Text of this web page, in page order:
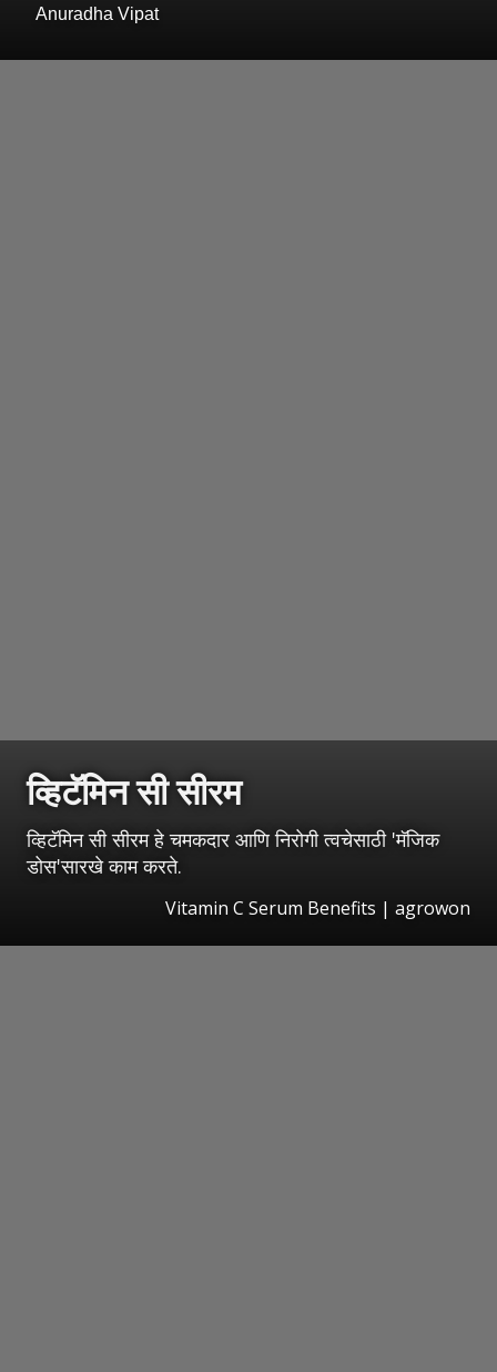
Anuradha Vipat
व्हिटॅमिन सी सीरम
व्हिटॅमिन सी सीरम हे चमकदार आणि निरोगी त्वचेसाठी 'मॅजिक
डोस'सारखे काम करते.
Vitamin C Serum Benefits | agrowon